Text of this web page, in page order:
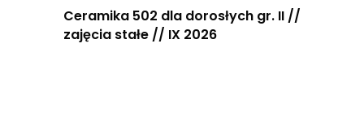
Ceramika 502 dla dorosłych gr. II //
zajęcia stałe // IX 2026